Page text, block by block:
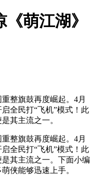
萌江湖》
整旗鼓再度崛起。4月
全民打“飞机”模式！此
其主流之一。
整旗鼓再度崛起。4月
全民打“飞机”模式！此
其主流之一。下面小编
侠能够迅速上手。